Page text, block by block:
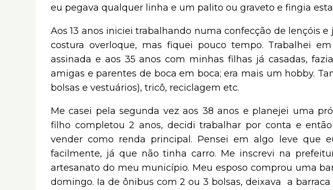
eu pegava qualquer linha e um palito ou graveto e fingia
Aos 13 anos iniciei trabalhando numa confecção de lençóis
costura overloque, mas fiquei pouco tempo. Trabalhei
assinada e aos 35 anos com minhas filhas já casadas,
amigas e parentes de boca em boca; era mais um hobby.
bolsas e vestuários), tricô, reciclagem etc.
Me casei pela segunda vez aos 38 anos e planejei uma
filho completou 2 anos, decidi trabalhar por conta e
vender como renda principal. Pensei em algo leve que
facilmente, já que não tinha carro. Me inscrevi na
artesanato do meu município. Meu esposo comprou uma
domingo. Ia de ônibus com 2 ou 3 bolsas, deixava a